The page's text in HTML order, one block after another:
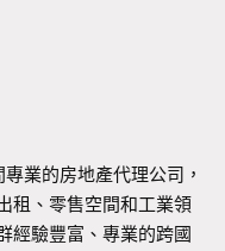
業的房地產代理公司，
租、零售空間和工業領
經驗豐富、專業的跨國